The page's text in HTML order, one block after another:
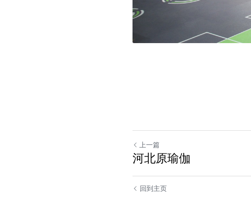
上一篇
河北原瑜伽
回到主页